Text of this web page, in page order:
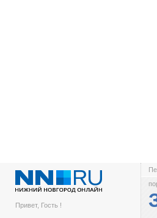
Привет, Гость !